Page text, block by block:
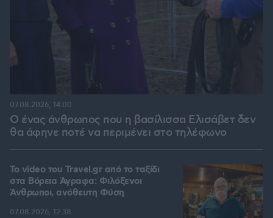
Ο ένας άνθρωπος που η βασίλισσα Ελισάβετ δεν
θα άφηνε ποτέ να περιμένει στο τηλέφωνο
07.08.2026, 14:00
To video του Travel.gr από το ταξίδι
στα Βόρεια Άγραφα: Φιλόξενοι
Άνθρωποι, ανόθευτη Φύση
07.08.2026, 12:38